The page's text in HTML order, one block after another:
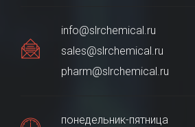
info@slrchemical.ru
sales@slrchemical.ru
pharm@slrchemical.ru
понедельник-пятница